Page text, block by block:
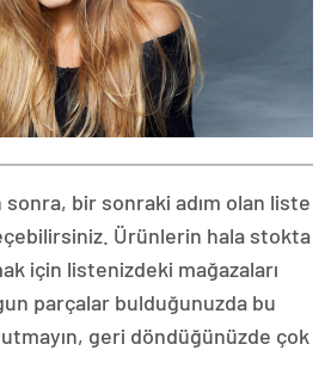
bir sonraki adım olan liste
Ürünlerin hala stokta
için listenizdeki mağazaları
parçalar bulduğunuzda bu
geri döndüğünüzde çok